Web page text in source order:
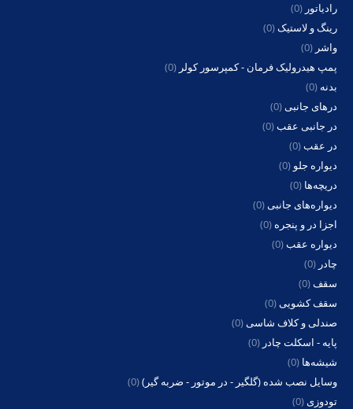
رادیاتور (0)
رینگ و لاستیک(0)
واشر (0)
پمپ هیدرولیک فرمان - کمپرسور کولر (0)
بدنه (0)
درهای جانبی(0)
در جانبی عقب(0)
در عقب(0)
دیواره جلو (0)
دریچه‌ها (0)
دیواره‌های جانبی(0)
اجزا در و پنجره (0)
دیواره عقب(0)
چادر (0)
سقف(0)
سقف کشویی(0)
صندلی و کلاف شاسی(0)
پایه - اسکلت چادر (0)
شیشه‌ها (0)
وسایل نصب شده (گلگیر - در موتور - ضربه گیر)(0)
تودوزی(0)